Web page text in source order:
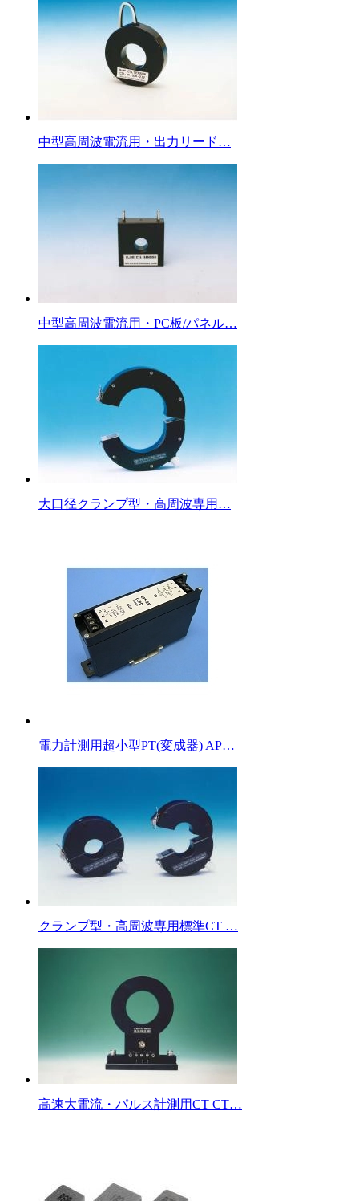
中型高周波電流用・出力リード…
中型高周波電流用・PC板/パネル…
大口径クランプ型・高周波専用…
電力計測用超小型PT(変成器) AP…
クランプ型・高周波専用標準CT …
高速大電流・パルス計測用CT CT…